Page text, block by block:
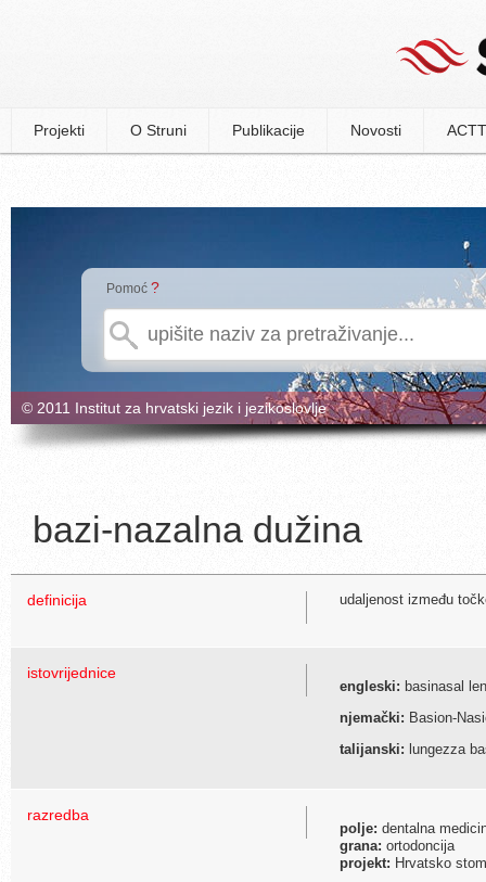
Projekti O Struni Publikacije Novosti
Pomoć ?
© 2011 Institut za hrvatski jezik i jezikoslovlje
bazi-nazalna dužina
definicija udaljenost između
istovrijednice
engleski: basinasal
njemački: Basion-
talijanski: lungezza
razredba
polje: dentalna
grana: ortodoncija
projekt: Hrvatsko